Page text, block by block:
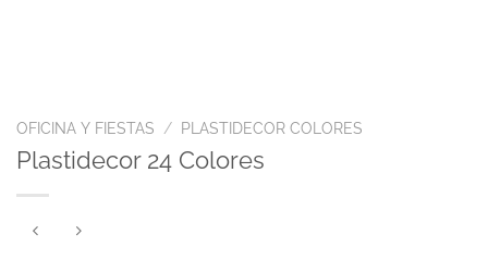
OFICINA Y FIESTAS / PLASTIDECOR COLORES
Plastidecor 24 Colores